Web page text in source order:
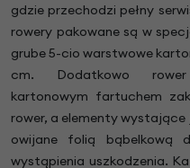
gdzie przechodzi pełny
rowery pakowane są w
grube 5-cio warstwowe
cm. Dodatkowo
kartonowym fartuchem
rower, a elementy wystające
owijane folią bąbelkową
wystąpienia uszkodzenia.